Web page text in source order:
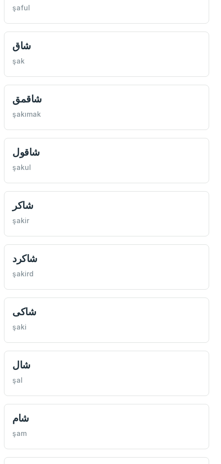
şaful
شاق
şak
شاقمق
şakımak
شاقول
şakul
شاكر
şakir
شاكرد
şakird
شاكی
şaki
شال
şal
شام
şam